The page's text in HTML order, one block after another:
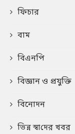
ফিচার
বাম
বিএনপি
বিজ্ঞান ও প্রযুক্তি
বিনোদন
ভিন্ন স্বা‌দের খবর